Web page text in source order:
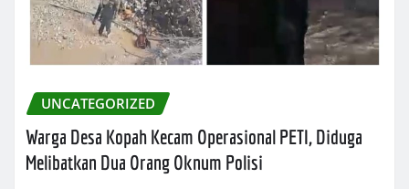
UNCATEGORIZED
Warga Desa Kopah Kecam Operasional PETI, Diduga
Melibatkan Dua Orang Oknum Polisi